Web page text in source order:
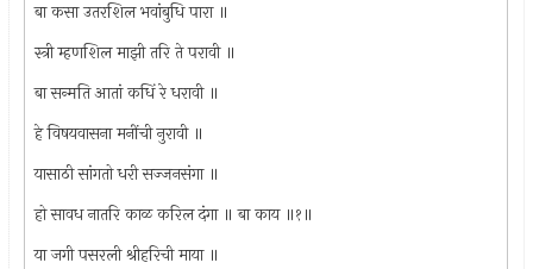
बा कसा उतरशिल भवांबुधि पारा ॥
स्त्री म्हणशिल माझी तरि ते परावी ॥
बा सन्मति आतां कधिं रे धरावी ॥
हे विषयवासना मनींची नुरावी ॥
यासाठी सांगतो धरी सज्जनसंगा ॥
हो सावध नातरि काळ करिल दंगा ॥ बा काय ॥१॥
या जगी पसरली श्रीहरिची माया ॥